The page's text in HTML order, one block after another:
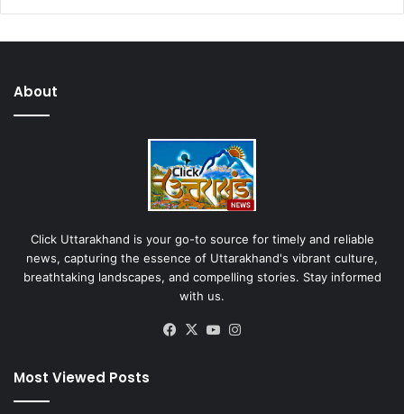
About
Click Uttarakhand is your go-to source for timely and reliable
news, capturing the essence of Uttarakhand's vibrant culture,
breathtaking landscapes, and compelling stories. Stay informed
with us.
Facebook
X YouTube
Most Viewed Posts